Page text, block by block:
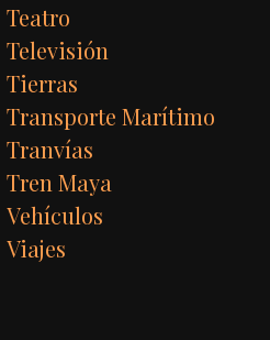
Teatro
Televisión
Tierras
Transporte Marítimo
Tranvías
Tren Maya
Vehículos
Viajes